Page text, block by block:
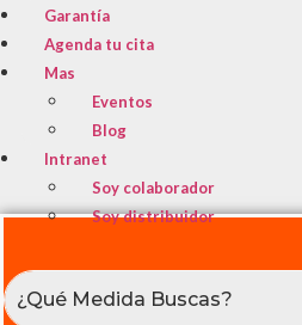
Garantía
Agenda tu cita
Mas
Eventos
Blog
Intranet
Soy colaborador
Soy distribuidor